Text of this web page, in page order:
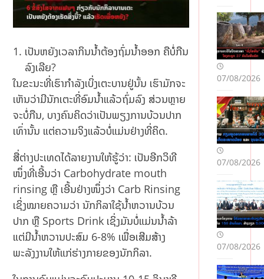
ເປັນຫຍັງເວລາກິນນ້ຳຕ້ອງຖົ່ມນ້ຳອອກ ຄືບໍ່ກືນ
ລົງເລີຍ?
ໃນຂະນະທີ່ເຮົາກຳລັງເບິ່ງເຕະບານຢູ່ນັ້ນ ເຮົາມັກຈະ
ເຫັນວ່າມີນັກເຕະທີ່ອົມນ້ຳແລ້ວຖົ່ມລົງ ສ່ວນຫຼາຍ
ຈະບໍ່ກືນ, ບາງຄົນຄິດວ່າເປັນພຽງການບ້ວນປາກ
ເທົ່ານັ້ນ ແຕ່ຄວາມຈິງແລ້ວບໍ່ແມ່ນຢ່າງທີ່ຄິດ.
ສື່ຕ່າງປະເທດໄດ້ລາຍງານໃຫ້ຮູ້ວ່າ: ເປັນອີກວິທີ
ໜຶ່ງທີ່ເອີ້ນວ່າ Carbohydrate mouth
rinsing ຫຼື ເອີ້ນຢ່າງໜຶ່ງວ່າ Carb Rinsing
ເຊິ່ງໝາຍຄວາມວ່າ ນັກກິລາໃຊ້ນ້ຳຫວານບ້ວນ
ປາກ ຫຼື Sports Drink ເຊິ່ງມັນບໍ່ແມ່ນນ້ຳລ້າ
ແຕ່ມີນ້ຳຫວານປະສົມ 6-8% ເພື່ອເສີມສ້າງ
ພະລັງງານໃຫ້ແກ່ຮ່າງກາຍຂອງນັກກິລາ.
07/08/2026
07/08/2026
07/08/2026